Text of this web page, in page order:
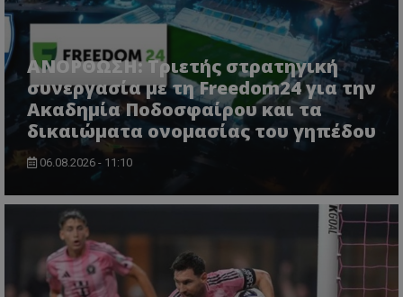
ΑΝΟΡΘΩΣΗ: Τριετής στρατηγική
συνεργασία με τη Freedom24 για την
Ακαδημία Ποδοσφαίρου και τα
δικαιώματα ονομασίας του γηπέδου
06.08.2026 - 11:10